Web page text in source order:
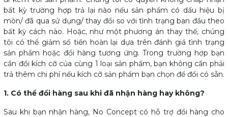
bất kỳ trường hợp trả lại nào nếu sản phẩm có dấu hiệu bị
mòn/ đã qua sử dụng/ thay đổi so với tình trạng ban đầu theo
bất kỳ cách nào. Hoặc, như một phương án thay thế, chúng
tôi có thể giảm số tiền hoàn lại dựa trên đánh giá tình trạng
sản phẩm hoặc đổi hàng tương ứng. Trong trường hợp bạn
cần đổi kích cỡ của cùng 1 loại sản phẩm, bạn không cần phải
trả thêm chi phí nếu kích cỡ sản phẩm bạn chọn để đổi có sẵn.
1. Có thể đổi hàng sau khi đã nhận hàng hay không?
Sau khi bạn nhận hàng, No Concept có hỗ trợ đổi hàng cho